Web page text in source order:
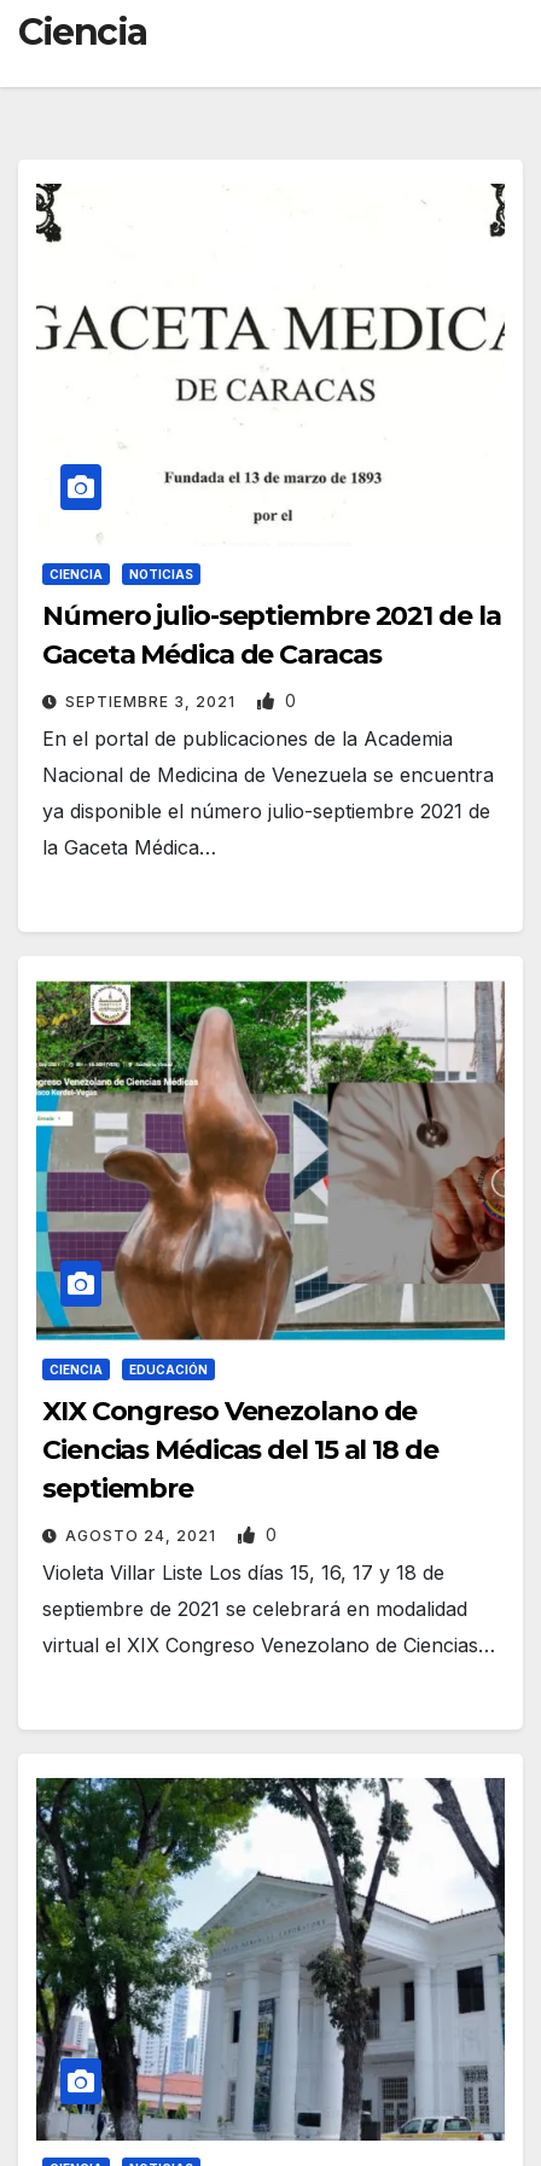
Ciencia
CIENCIA NOTICIAS
Número julio-septiembre 2021 de la
Gaceta Médica de Caracas
SEPTIEMBRE 3, 2021 0
En el portal de publicaciones de la Academia
Nacional de Medicina de Venezuela se encuentra
ya disponible el número julio-septiembre 2021 de
la Gaceta Médica…
CIENCIA EDUCACIÓN
XIX Congreso Venezolano de
Ciencias Médicas del 15 al 18 de
septiembre
AGOSTO 24, 2021 0
Violeta Villar Liste Los días 15, 16, 17 y 18 de
septiembre de 2021 se celebrará en modalidad
virtual el XIX Congreso Venezolano de Ciencias…